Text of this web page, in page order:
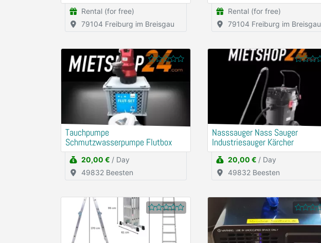
Rental (for free)
79104 Freiburg im Breisgau
Rental (for free)
79104 Freiburg im Breisgau
Tauchpumpe
Schmutzwasserpumpe Flutbox
20,00 € / Day
49832 Beesten
Nasssauger Nass Sauger
Industriesauger Kärcher
20,00 € / Day
49832 Beesten